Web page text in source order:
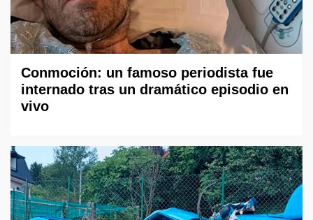
Conmoción: un famoso periodista fue
internado tras un dramático episodio en
vivo